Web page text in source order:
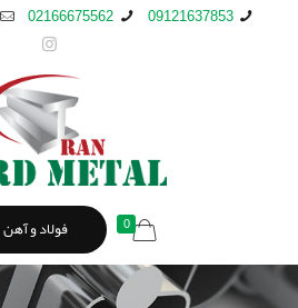
09121637853
02166675562
0 فولاد و آهن